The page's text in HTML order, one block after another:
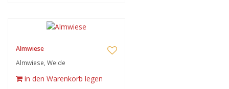
Almwiese
Almwiese, Weide
in den Warenkorb legen